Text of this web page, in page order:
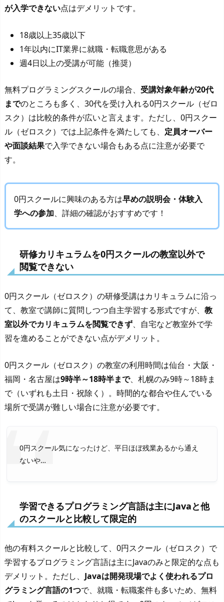
が入学できない点はデメリットです。
18歳以上35歳以下
1年以内にIT業界に就職・転職意思がある
週4日以上の受講が可能（推奨）
無料プログラミングスクールの場合、 受講対象年齢が20代
までのところも多く、30代を受け入れる0円スクール（ゼロ
スク）は比較的条件が広いと言えます。ただし、0円スクー
ル（ゼロスク）では上記条件を満たしても、 定員オーバー
や面談結果で入学できない場合もある点に注意が必要で
す。
0円スクールに興味のある方は早めの説明会・体験入
学への参加、詳細の確認がおすすめです！
研修カリキュラムを0円スクールの教室以外で
閲覧できない
0円スクール（ゼロスク）の研修受講はカリキュラムに沿っ
て、教室で講師に質問しつつ自主学習する形式ですが、 教
室以外でカリキュラムを閲覧できず、自宅など教室外で学
習を進めることができない点がデメリット。
0円スクール（ゼロスク）の教室の利用時間は仙台・大阪・
福岡・名古屋は9時半～18時半まで、札幌のみ9時～18時ま
で（いずれも土日・祝除く）。時間的な都合や住んでいる
場所で受講が難しい場合に注意が必要です。
0円スクール気になったけど、平日ほぼ残業あるから通え
ないや…
学習できるプログラミング言語は主にJavaと他
のスクールと比較して限定的
他の有料スクールと比較して、0円スクール（ゼロスク）で
学習するプログラミング言語は主にJavaのみと限定的な点も
デメリット。ただし、 Javaは開発現場でよく使われるプロ
グラミング言語の1つで、就職・転職案件も多いため、無料